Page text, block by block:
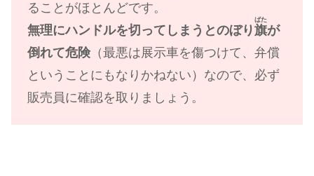
ることがほとんどです。
無理にハンドルを切ってしまうとのぼり旗
ばた
が
倒れて危険（最悪は展示車を傷つけて、弁償
ということにもなりかねない）なので、必ず
販売員に確認を取りましょう。